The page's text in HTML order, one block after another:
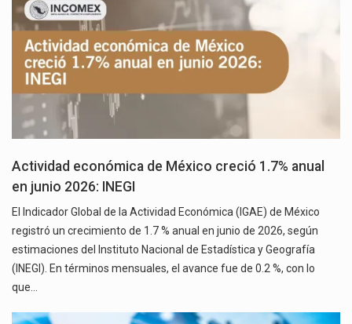
Actividad económica de México creció 1.7% anual
en junio 2026: INEGI
El Indicador Global de la Actividad Económica (IGAE) de México
registró un crecimiento de 1.7 % anual en junio de 2026, según
estimaciones del Instituto Nacional de Estadística y Geografía
(INEGI). En términos mensuales, el avance fue de 0.2 %, con lo
que…